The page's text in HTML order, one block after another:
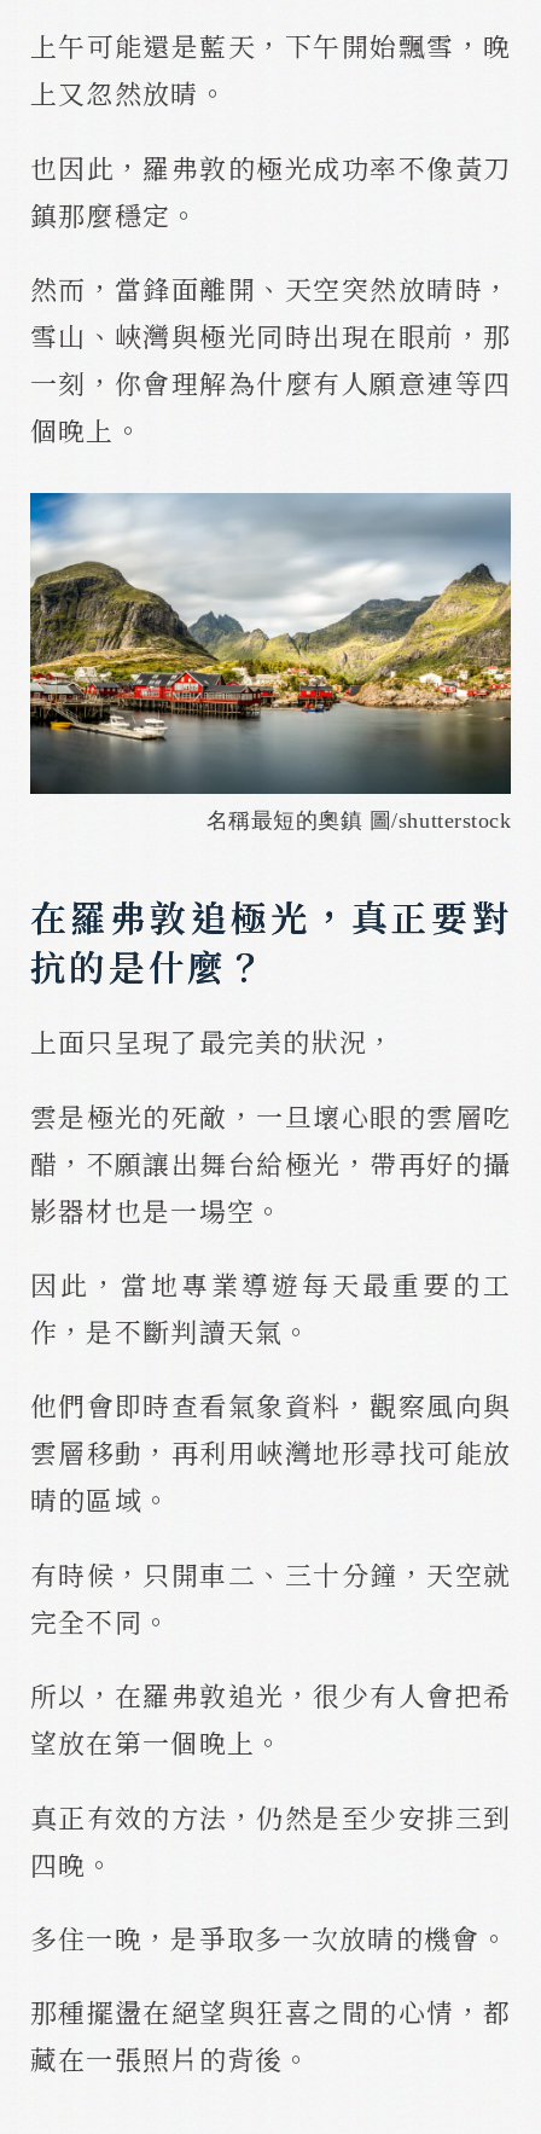
上午可能還是藍天，下午開始飄雪，晚
上又忽然放晴。
也因此，羅弗敦的極光成功率不像黃刀
鎮那麼穩定。
然而，當鋒面離開、天空突然放晴時，
雪山、峽灣與極光同時出現在眼前，那
一刻，你會理解為什麼有人願意連等四
個晚上。
名稱最短的奧鎮 圖/shutterstock
在羅弗敦追極光，真正要對
抗的是什麼？
上面只呈現了最完美的狀況，
雲是極光的死敵，一旦壞心眼的雲層吃
醋，不願讓出舞台給極光，帶再好的攝
影器材也是一場空。
因此，當地專業導遊每天最重要的工
作，是不斷判讀天氣。
他們會即時查看氣象資料，觀察風向與
雲層移動，再利用峽灣地形尋找可能放
晴的區域。
有時候，只開車二、三十分鐘，天空就
完全不同。
所以，在羅弗敦追光，很少有人會把希
望放在第一個晚上。
真正有效的方法，仍然是至少安排三到
四晚。
多住一晚，是爭取多一次放晴的機會。
那種擺盪在絕望與狂喜之間的心情，都
藏在一張照片的背後。